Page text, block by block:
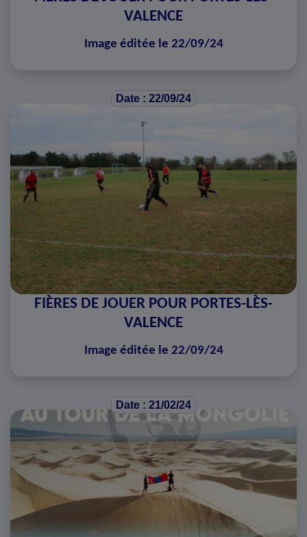
VALENCE
Image éditée le 22/09/24
Date : 22/09/24
FIÈRES DE JOUER POUR PORTES-LÈS-
VALENCE
Image éditée le 22/09/24
Date : 21/02/24